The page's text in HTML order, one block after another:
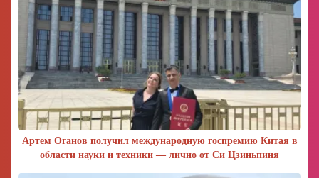
Артем Оганов получил международную госпремию Китая в
области науки и техники — лично от Си Цзиньпиня